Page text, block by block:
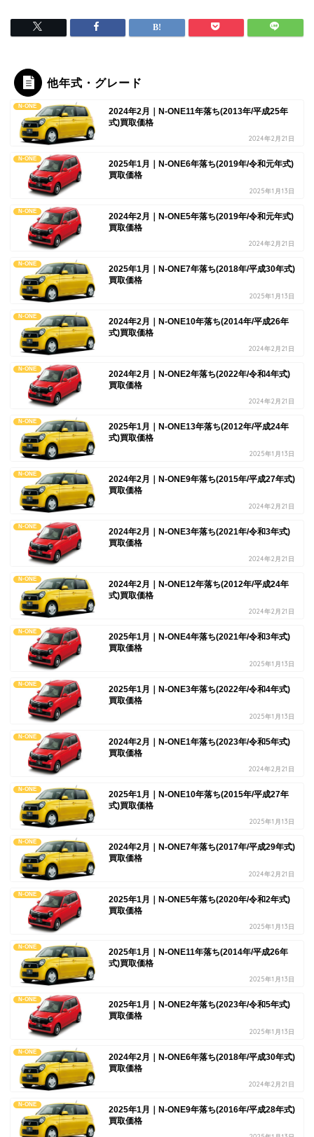
他年式・グレード
N-ONE
2024年2月｜N-ONE11年落ち(2013年/平成25年
式)買取価格
2024年2月21日
N-ONE
2025年1月｜N-ONE6年落ち(2019年/令和元年式)
買取価格
2025年1月13日
N-ONE
2024年2月｜N-ONE5年落ち(2019年/令和元年式)
買取価格
2024年2月21日
N-ONE
2025年1月｜N-ONE7年落ち(2018年/平成30年式)
買取価格
2025年1月13日
N-ONE
2024年2月｜N-ONE10年落ち(2014年/平成26年
式)買取価格
2024年2月21日
N-ONE
2024年2月｜N-ONE2年落ち(2022年/令和4年式)
買取価格
2024年2月21日
N-ONE
2025年1月｜N-ONE13年落ち(2012年/平成24年
式)買取価格
2025年1月13日
N-ONE
2024年2月｜N-ONE9年落ち(2015年/平成27年式)
買取価格
2024年2月21日
N-ONE
2024年2月｜N-ONE3年落ち(2021年/令和3年式)
買取価格
2024年2月21日
N-ONE
2024年2月｜N-ONE12年落ち(2012年/平成24年
式)買取価格
2024年2月21日
N-ONE
2025年1月｜N-ONE4年落ち(2021年/令和3年式)
買取価格
2025年1月13日
N-ONE
2025年1月｜N-ONE3年落ち(2022年/令和4年式)
買取価格
2025年1月13日
N-ONE
2024年2月｜N-ONE1年落ち(2023年/令和5年式)
買取価格
2024年2月21日
N-ONE
2025年1月｜N-ONE10年落ち(2015年/平成27年
式)買取価格
2025年1月13日
N-ONE
2024年2月｜N-ONE7年落ち(2017年/平成29年式)
買取価格
2024年2月21日
N-ONE
2025年1月｜N-ONE5年落ち(2020年/令和2年式)
買取価格
2025年1月13日
N-ONE
2025年1月｜N-ONE11年落ち(2014年/平成26年
式)買取価格
2025年1月13日
N-ONE
2025年1月｜N-ONE2年落ち(2023年/令和5年式)
買取価格
2025年1月13日
N-ONE
2024年2月｜N-ONE6年落ち(2018年/平成30年式)
買取価格
2024年2月21日
N-ONE
2025年1月｜N-ONE9年落ち(2016年/平成28年式)
買取価格